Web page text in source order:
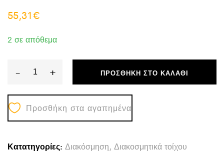
55,31€
2 σε απόθεμα
-
ΔΙΑΚΟΣΜΗΤΙΚΟ
ΤΟΙΧΟΥ
ΜΕΤΑΛΛΙΚΟ
HM7554
quantity
+ ΠΡΟΣΘΉΚΗ ΣΤΟ ΚΑΛΆΘΙ
Προσθήκη στα αγαπημένα
Κατατηγορίες: Διακόσμηση, Διακοσμητικά τοίχου